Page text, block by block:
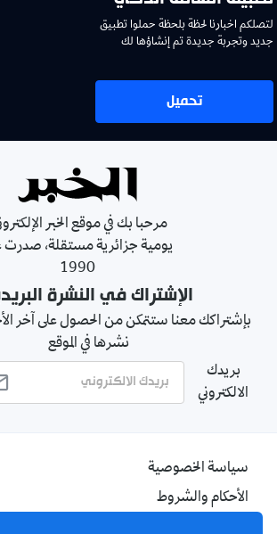
لتصلكم اخبارنا لحظة بلحظة حملوا تطبيق
جديد وتجربة جديدة تم إنشاؤها لك
تحميل
مرحبا بك في موقع الخبر
يومية جزائرية مستقلة، صدرت
1990
الإشتراك في النشرة
بإشتراكك معنا ستتمكن من الحصول على آخر
نشرها في الموقع
بريدك
الالكتروني
سياسة الخصوصية
الأحكام والشروط